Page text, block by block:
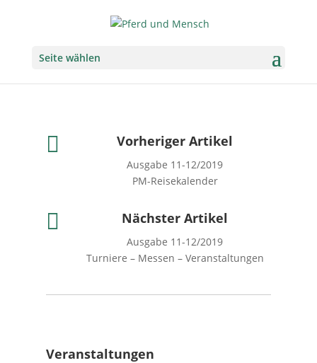
Seite wählen
 Vorheriger Artikel
Ausgabe 11-12/2019
PM-Reisekalender
 Nächster Artikel
Ausgabe 11-12/2019
Turniere – Messen – Veranstaltungen
Veranstaltungen